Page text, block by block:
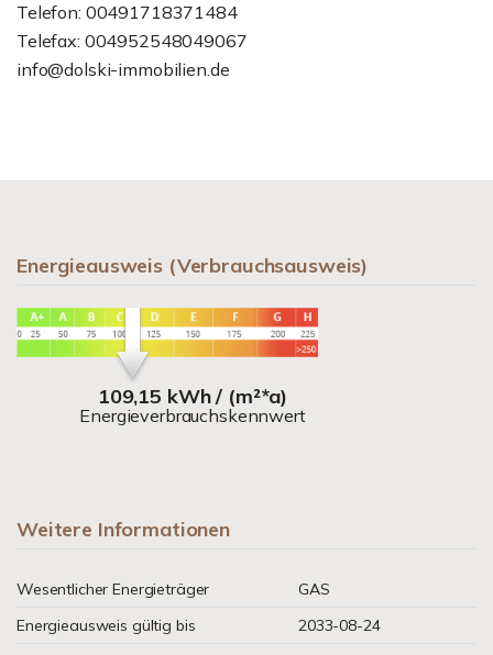
Telefon: 00491718371484
Telefax: 004952548049067
info@dolski-immobilien.de
Energieausweis (Verbrauchsausweis)
109,15 kWh / (m²*a)
Energieverbrauchskennwert
Weitere Informationen
Wesentlicher Energieträger
GAS
Energieausweis gültig bis
2033-08-24